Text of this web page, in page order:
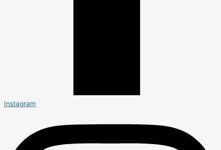
Instagram